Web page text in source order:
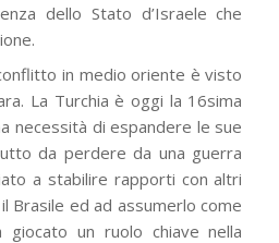
dello Stato d’Israele che
in medio oriente è visto
La Turchia è oggi la 16sima
necessità di espandere le sue
da perdere da una guerra
a stabilire rapporti con altri
Brasile ed ad assumerlo come
giocato un ruolo chiave nella